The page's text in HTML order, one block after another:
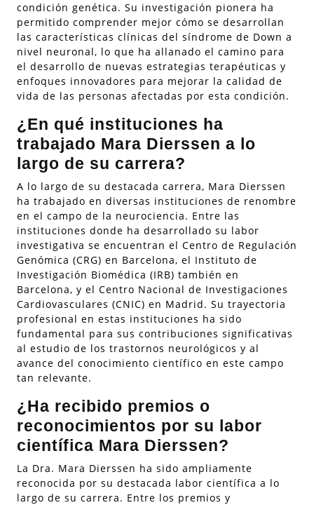
condición genética. Su investigación pionera ha
permitido comprender mejor cómo se desarrollan
las características clínicas del síndrome de Down a
nivel neuronal, lo que ha allanado el camino para
el desarrollo de nuevas estrategias terapéuticas y
enfoques innovadores para mejorar la calidad de
vida de las personas afectadas por esta condición.
¿En qué instituciones ha
trabajado Mara Dierssen a lo
largo de su carrera?
A lo largo de su destacada carrera, Mara Dierssen
ha trabajado en diversas instituciones de renombre
en el campo de la neurociencia. Entre las
instituciones donde ha desarrollado su labor
investigativa se encuentran el Centro de Regulación
Genómica (CRG) en Barcelona, el Instituto de
Investigación Biomédica (IRB) también en
Barcelona, y el Centro Nacional de Investigaciones
Cardiovasculares (CNIC) en Madrid. Su trayectoria
profesional en estas instituciones ha sido
fundamental para sus contribuciones significativas
al estudio de los trastornos neurológicos y al
avance del conocimiento científico en este campo
tan relevante.
¿Ha recibido premios o
reconocimientos por su labor
científica Mara Dierssen?
La Dra. Mara Dierssen ha sido ampliamente
reconocida por su destacada labor científica a lo
largo de su carrera. Entre los premios y